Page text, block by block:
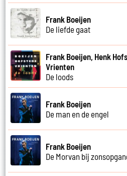
Frank Boeijen
De liefde gaat
Frank Boeijen, Henk
Vrienten
De loods
Frank Boeijen
De man en de engel
Frank Boeijen
De Morvan bij